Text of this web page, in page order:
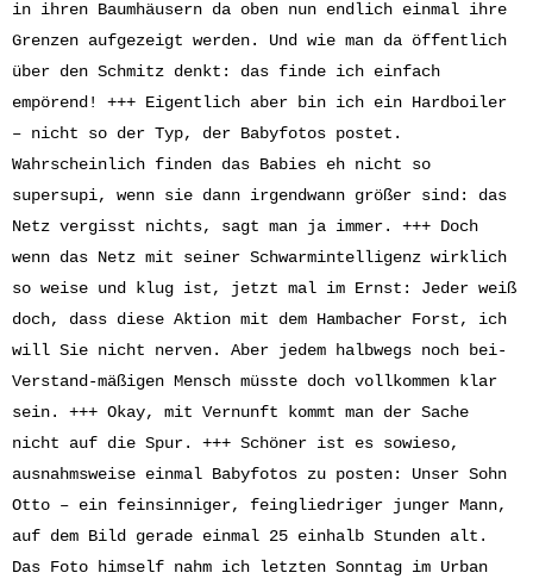
in ihren Baumhäusern da oben nun endlich einmal ihre
Grenzen aufgezeigt werden. Und wie man da öffentlich
über den Schmitz denkt: das finde ich einfach
empörend! +++ Eigentlich aber bin ich ein Hardboiler
– nicht so der Typ, der Babyfotos postet.
Wahrscheinlich finden das Babies eh nicht so
supersupi, wenn sie dann irgendwann größer sind: das
Netz vergisst nichts, sagt man ja immer. +++ Doch
wenn das Netz mit seiner Schwarmintelligenz wirklich
so weise und klug ist, jetzt mal im Ernst: Jeder weiß
doch, dass diese Aktion mit dem Hambacher Forst, ich
will Sie nicht nerven. Aber jedem halbwegs noch bei-
Verstand-mäßigen Mensch müsste doch vollkommen klar
sein. +++ Okay, mit Vernunft kommt man der Sache
nicht auf die Spur. +++ Schöner ist es sowieso,
ausnahmsweise einmal Babyfotos zu posten: Unser Sohn
Otto – ein feinsinniger, feingliedriger junger Mann,
auf dem Bild gerade einmal 25 einhalb Stunden alt.
Das Foto himself nahm ich letzten Sonntag im Urban